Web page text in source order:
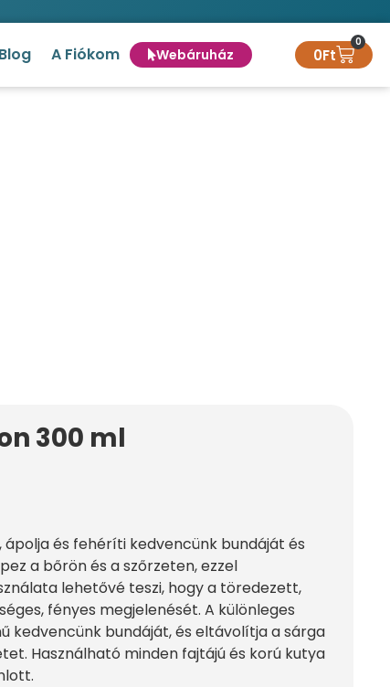
Blog A Fiókom Webáruház 0Ft
0
300 ml
és fehéríti kedvencünk bundáját és
a bőrön és a szőrzeten, ezzel
lehetővé teszi, hogy a töredezett,
fényes megjelenését. A különleges
kedvencünk bundáját, és eltávolítja a sárga
Használható minden fajtájú és korú kutya